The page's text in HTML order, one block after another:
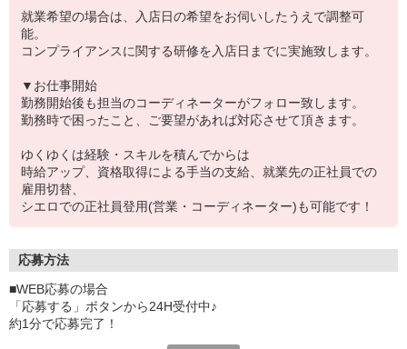
就業希望の場合は、入店日の希望をお伺いしたうえで調整可
能。
コンプライアンスに関する研修を入店日までに実施致します。
▼お仕事開始
勤務開始後も担当のコーディネーターがフォロー致します。
勤務時で困ったこと、ご要望があれば対応させて頂きます。
ゆくゆくは経験・スキルを積んでからは
時給アップ、資格取得による手当の支給、就業先の正社員での
雇用切替、
シエロでの正社員登用(営業・コーディネーター)も可能です！
応募方法
■WEB応募の場合
「応募する」ボタンから24H受付中♪
約1分で応募完了！